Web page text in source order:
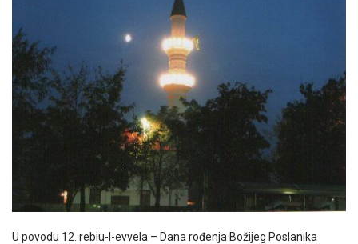
U povodu 12. rebiu-l-evvela – Dana rođenja Božijeg Poslanika